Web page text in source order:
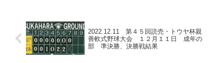
2022.12.11 第４５回読売・トウヤ杯親
善軟式野球大会 １２月１１日 成年の
部 準決勝、決勝戦結果